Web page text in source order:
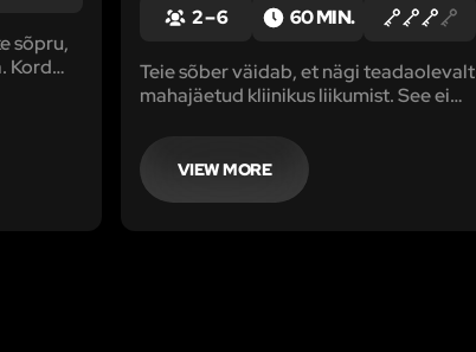
sõpru,
Kord
2 – 6 60 MIN.
Teie sõber väidab, et nägi teadaolevalt
mahajäetud kliinikus liikumist. See ei
juba kümme aastat. Ometi otsustate
ise asja uurima minna.
VIEW MORE